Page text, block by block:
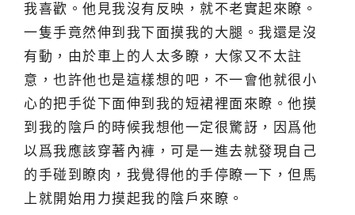
我喜歡。他見我沒有反映，就不老實起來瞭。
一隻手竟然伸到我下面摸我的大腿。我還是沒
有動，由於車上的人太多瞭，大傢又不太註
意，也許他也是這樣想的吧，不一會他就很小
心的把手從下面伸到我的短裙裡面來瞭。他摸
到我的陰戶的時候我想他一定很驚訝，因爲他
以爲我應該穿著內褲，可是一進去就發現自己
的手碰到瞭肉，我覺得他的手停瞭一下，但馬
上就開始用力摸起我的陰戶來瞭。